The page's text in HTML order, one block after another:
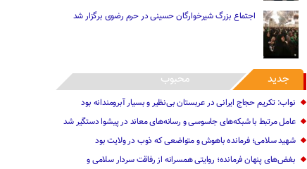
اجتماع بزرگ شیرخوارگان حسینی در حرم رضوی برگزار شد
جدید محبوب
نواب: تکریم حجاج ‌ایرانی‌ در عربستان بی‌نظیر و بسیار آبرومندانه بود
عامل مرتبط با شبکه‌های جاسوسی و رسانه‌های معاند در پیشوا دستگیر شد
شهید سلامی؛ فرمانده باهوش و متواضعی که ذوب در ولایت بود
بغض‌های پنهان فرمانده؛ روایتی همسرانه از رفاقت سردار سلامی و